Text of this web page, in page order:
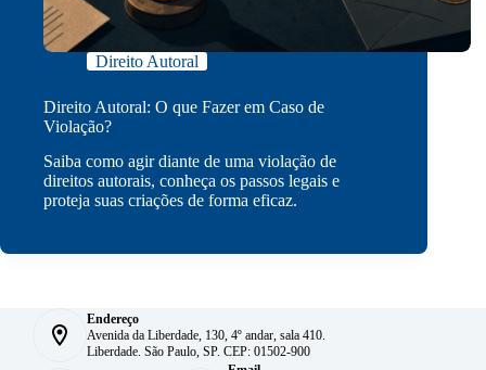
Direito Autoral
Direito Autoral: O que Fazer em Caso de
Violação?
Saiba como agir diante de uma violação de
direitos autorais, conheça os passos legais e
proteja suas criações de forma eficaz.
Endereço
Avenida da Liberdade, 130, 4º andar, sala 410.
Liberdade. São Paulo, SP. CEP: 01502-900